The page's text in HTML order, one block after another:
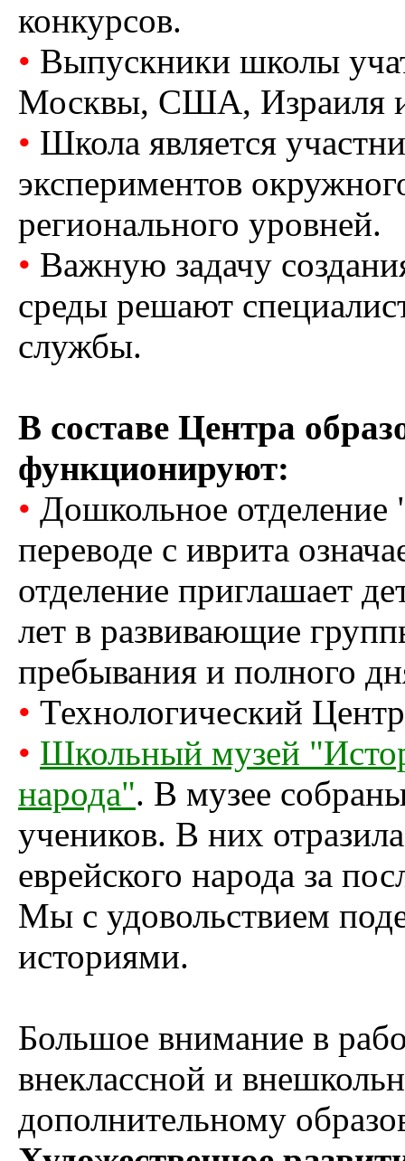
конкурсов.
• Выпускники школы
Москвы, США, Израиля и
• Школа является
экспериментов
регионального уровней.
• Важную задачу
среды решают
службы.
В составе Центра
функционируют:
• Дошкольное
переводе с иврита
отделение приглашает
лет в развивающие
пребывания и полного
• Технологический
• Школьный музей
народа". В музее
учеников. В них
еврейского народа за
Мы с удовольствием
историями.
Большое внимание в
внеклассной и
дополнительному